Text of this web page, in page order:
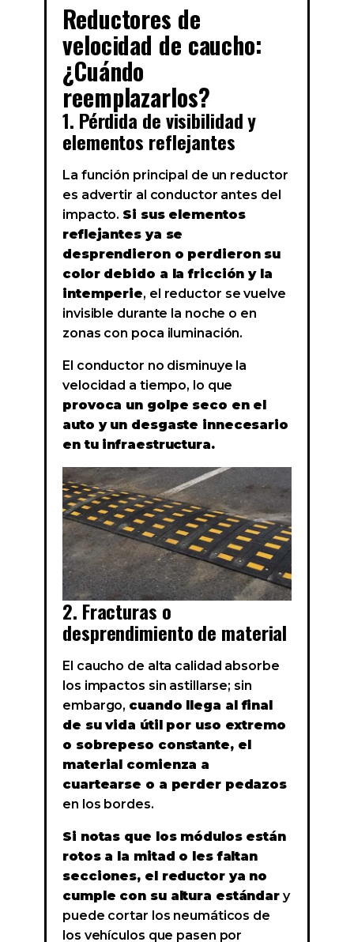
Reductores de
velocidad de caucho:
¿Cuándo
reemplazarlos?
1. Pérdida de visibilidad y
elementos reflejantes
La función principal de un reductor
es advertir al conductor antes del
impacto. Si sus elementos
reflejantes ya se
desprendieron o perdieron su
color debido a la fricción y la
intemperie, el reductor se vuelve
invisible durante la noche o en
zonas con poca iluminación.
El conductor no disminuye la
velocidad a tiempo, lo que
provoca un golpe seco en el
auto y un desgaste innecesario
en tu infraestructura.
2. Fracturas o
desprendimiento de material
El caucho de alta calidad absorbe
los impactos sin astillarse; sin
embargo, cuando llega al final
de su vida útil por uso extremo
o sobrepeso constante, el
material comienza a
cuartearse o a perder pedazos
en los bordes.
Si notas que los módulos están
rotos a la mitad o les faltan
secciones, el reductor ya no
cumple con su altura estándar y
puede cortar los neumáticos de
los vehículos que pasen por